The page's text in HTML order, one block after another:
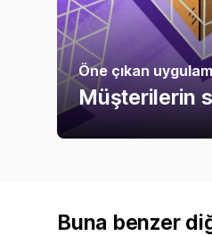
Öne çıkan
Müşterilerin
Buna benzer